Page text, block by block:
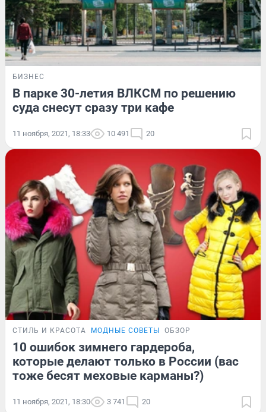
БИЗНЕС
В парке 30-летия ВЛКСМ по решению
суда снесут сразу три кафе
11 ноября, 2021, 18:33 10 491 20
СТИЛЬ И КРАСОТА МОДНЫЕ СОВЕТЫ ОБЗОР
10 ошибок зимнего гардероба,
которые делают только в России (вас
тоже бесят меховые карманы?)
11 ноября, 2021, 18:30 3 741 20